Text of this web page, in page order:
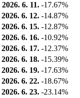
2026. 6. 11. -17.67%
2026. 6. 12. -14.87%
2026. 6. 15. -12.87%
2026. 6. 16. -10.92%
2026. 6. 17. -12.37%
2026. 6. 18. -15.39%
2026. 6. 19. -17.63%
2026. 6. 22. -18.67%
2026. 6. 23. -23.14%